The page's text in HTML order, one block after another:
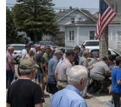
Kinh tế
Kinh doanh
Tài chính
Tín dụng nông thôn
Chứng khoán
Bất động sản
Doanh nghiệp
Thông tin doanh nghiệp